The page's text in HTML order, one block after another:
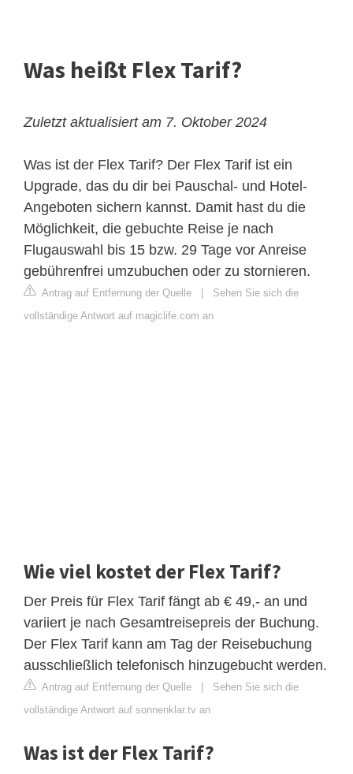
Was heißt Flex Tarif?
Zuletzt aktualisiert am 7. Oktober 2024
Was ist der Flex Tarif? Der Flex Tarif ist ein
Upgrade, das du dir bei Pauschal- und Hotel-
Angeboten sichern kannst. Damit hast du die
Möglichkeit, die gebuchte Reise je nach
Flugauswahl bis 15 bzw. 29 Tage vor Anreise
gebührenfrei umzubuchen oder zu stornieren.
Antrag auf Entfernung der Quelle
Sehen Sie sich die
vollständige Antwort auf magiclife.com an
Wie viel kostet der Flex Tarif?
Der Preis für Flex Tarif fängt ab € 49,- an und
variiert je nach Gesamtreisepreis der Buchung.
Der Flex Tarif kann am Tag der Reisebuchung
ausschließlich telefonisch hinzugebucht werden.
Antrag auf Entfernung der Quelle
Sehen Sie sich die
vollständige Antwort auf sonnenklar.tv an
Was ist der Flex Tarif?